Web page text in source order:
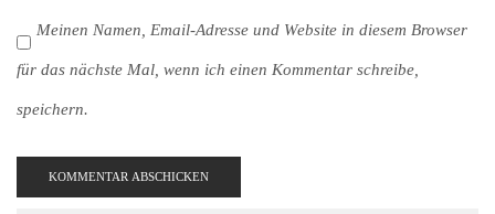
Meinen Namen, Email-Adresse und Website in diesem Browser
für das nächste Mal, wenn ich einen Kommentar schreibe,
speichern.